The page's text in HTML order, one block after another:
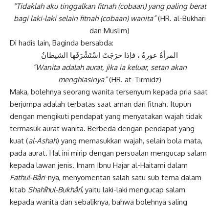
“Tidaklah aku tinggalkan fitnah (cobaan) yang paling berat
bagi laki-laki selain fitnah (cobaan) wanita”(HR. al-Bukhari
dan Muslim)
Di hadis lain, Baginda bersabda:
المرأةُ عورةٌ ، فإذا خرَجَتْ اسْتَشْرَفَها الشيطانُ
“Wanita adalah aurat, jika ia keluar, setan akan
menghiasinya”(HR. at-Tirmidz)
Maka, bolehnya seorang wanita tersenyum kepada pria saat
berjumpa adalah terbatas saat aman dari fitnah. Itupun
dengan mengikuti pendapat yang menyatakan wajah tidak
termasuk aurat wanita. Berbeda dengan pendapat yang
kuat (al-Ashah) yang memasukkan wajah, selain bola mata,
pada aurat. Hal ini mirip dengan persoalan mengucap salam
kepada lawan jenis. Imam Ibnu Hajar al-Haitami dalam
Fathul-Bâri-nya, menyomentari salah satu sub tema dalam
kitab Shahîhul-Bukhârî, yaitu laki-laki mengucap salam
kepada wanita dan sebaliknya, bahwa bolehnya saling